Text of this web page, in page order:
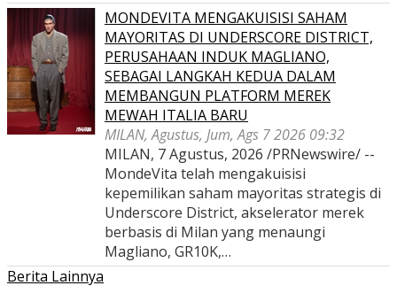
MONDEVITA MENGAKUISISI SAHAM
MAYORITAS DI UNDERSCORE DISTRICT,
PERUSAHAAN INDUK MAGLIANO,
SEBAGAI LANGKAH KEDUA DALAM
MEMBANGUN PLATFORM MEREK
MEWAH ITALIA BARU
MILAN, Agustus, Jum, Ags 7 2026 09:32
MILAN, 7 Agustus, 2026 /PRNewswire/ --
MondeVita telah mengakuisisi
kepemilikan saham mayoritas strategis di
Underscore District, akselerator merek
berbasis di Milan yang menaungi
Magliano, GR10K,…
Berita Lainnya